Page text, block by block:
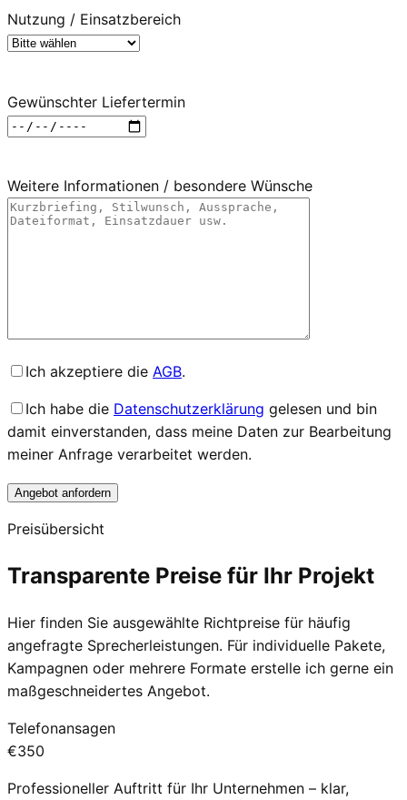
Nutzung / Einsatzbereich
Gewünschter Liefertermin
Weitere Informationen / besondere Wünsche
Ich akzeptiere die AGB.
Ich habe die Datenschutzerklärung gelesen und bin
damit einverstanden, dass meine Daten zur Bearbeitung
meiner Anfrage verarbeitet werden.
Preisübersicht
Transparente Preise für Ihr Projekt
Hier finden Sie ausgewählte Richtpreise für häufig
angefragte Sprecherleistungen. Für individuelle Pakete,
Kampagnen oder mehrere Formate erstelle ich gerne ein
maßgeschneidertes Angebot.
Telefonansagen
€350
Professioneller Auftritt für Ihr Unternehmen – klar,